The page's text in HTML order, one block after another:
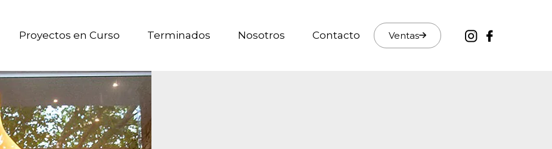
Proyectos en Curso Terminados Nosotros Contacto Ventas